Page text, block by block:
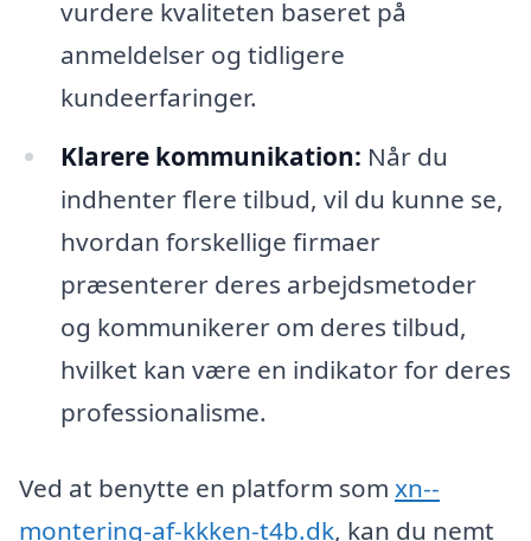
vurdere kvaliteten baseret på
anmeldelser og tidligere
kundeerfaringer.
Klarere kommunikation: Når du
indhenter flere tilbud, vil du kunne se,
hvordan forskellige firmaer
præsenterer deres arbejdsmetoder
og kommunikerer om deres tilbud,
hvilket kan være en indikator for deres
professionalisme.
Ved at benytte en platform som xn--
montering-af-kkken-t4b.dk, kan du nemt